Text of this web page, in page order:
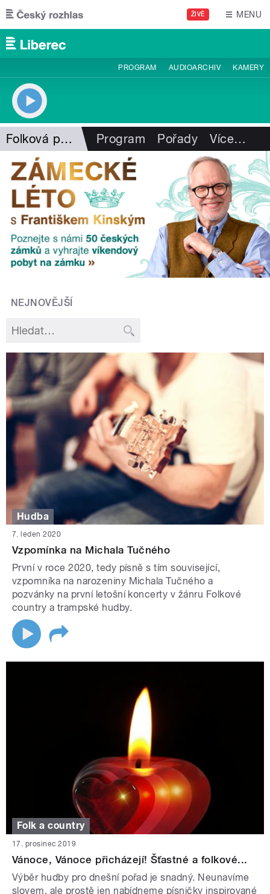
Přejít k hlavnímu obsahu
ŽIVĚ MENU
PROGRAM AUDIOARCHIV KAMERY
Folková pohlazení Program Pořady Více…
NEJNOVĚJŠÍ
Hudba
7. leden 2020
Vzpomínka na Michala Tučného
První v roce 2020, tedy písně s tím související,
vzpomníka na narozeniny Michala Tučného a
pozvánky na první letošní koncerty v žánru Folkové
country a trampské hudby.
Folk a country
17. prosinec 2019
Vánoce, Vánoce přicházejí! Šťastné a folkové...
Výběr hudby pro dnešní pořad je snadný. Neunavíme
slovem, ale prostě jen nabídneme písničky inspirované